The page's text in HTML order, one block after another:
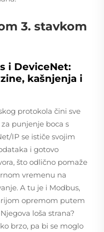
3. stavkom
i DeviceNet:
kašnjenja i
protokola čini sve
punjenje boca s
IP se ističe svojim
i gotovo
što odlično pomaže
vremenu na
A tu je i Modbus,
opremom putem
loša strana?
brzo, pa bi se moglo